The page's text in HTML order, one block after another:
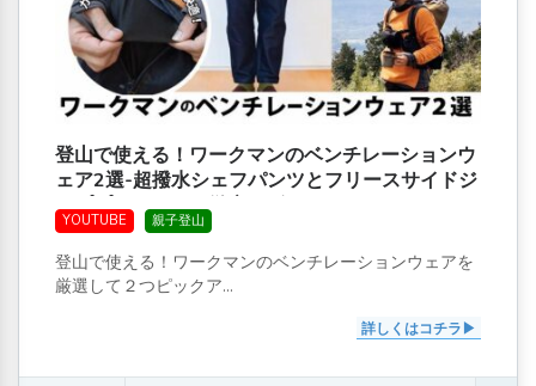
登山で使える！ワークマンのベンチレーションウ
ェア2選-超撥水シェフパンツとフリースサイドジ
ッププルオーバー徹底レビュー
YOUTUBE 親子登山
登山で使える！ワークマンのベンチレーションウェアを
厳選して２つピックア...
詳しくはコチラ